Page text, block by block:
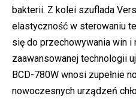
bakterii. Z kolei szuflada
elastyczność w sterowaniu
się do przechowywania win i
zaawansowanej technologii
BCD-780W wnosi zupełnie
nowoczesnych urządzeń